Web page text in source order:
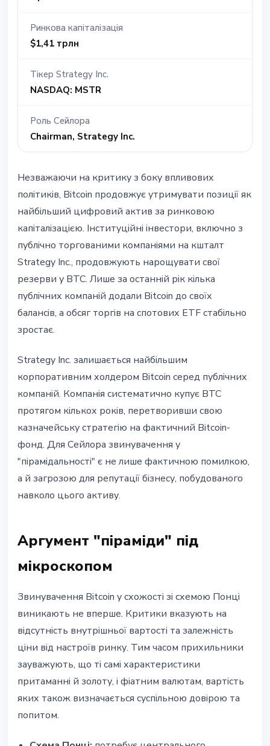
Ринкова капіталізація
$1,41 трлн
Тікер Strategy Inc.
NASDAQ: MSTR
Роль Сейлора
Chairman, Strategy Inc.
Незважаючи на критику з боку впливових
політиків, Bitcoin продовжує утримувати позиції як
найбільший цифровий актив за ринковою
капіталізацією. Інституційні інвестори, включно з
публічно торгованими компаніями на кшталт
Strategy Inc., продовжують нарощувати свої
резерви у BTC. Лише за останній рік кілька
публічних компаній додали Bitcoin до своїх
балансів, а обсяг торгів на спотових ETF стабільно
зростає.
Strategy Inc. залишається найбільшим
корпоративним холдером Bitcoin серед публічних
компаній. Компанія систематично купує BTC
протягом кількох років, перетворивши свою
казначейську стратегію на фактичний Bitcoin-
фонд. Для Сейлора звинувачення у
"пірамідальності" є не лише фактичною помилкою,
а й загрозою для репутації бізнесу, побудованого
навколо цього активу.
Аргумент "піраміди" під
мікроскопом
Звинувачення Bitcoin у схожості зі схемою Понці
виникають не вперше. Критики вказують на
відсутність внутрішньої вартості та залежність
ціни від настроїв ринку. Тим часом прихильники
зауважують, що ті самі характеристики
притаманні й золоту, і фіатним валютам, вартість
яких також визначається суспільною довірою та
попитом.